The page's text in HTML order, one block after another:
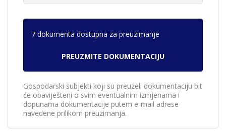
7 dokumenta dostupna za preuzimanje
Gospodarski subjekti koji su preuzeli dokumentaciju bit
će obaviješteni o svim eventualnim izmjenama i
dopunama dokumentacije putem e-mail adrese
navedene prilikom preuzimanja.